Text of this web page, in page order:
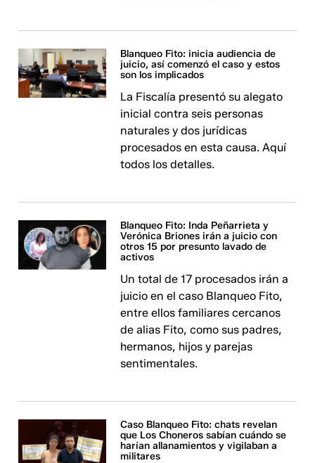
Blanqueo Fito: inicia audiencia de
juicio, así comenzó el caso y estos
son los implicados
La Fiscalía presentó su alegato
inicial contra seis personas
naturales y dos jurídicas
procesados en esta causa. Aquí
todos los detalles.
Blanqueo Fito: Inda Peñarrieta y
Verónica Briones irán a juicio con
otros 15 por presunto lavado de
activos
Un total de 17 procesados irán a
juicio en el caso Blanqueo Fito,
entre ellos familiares cercanos
de alias Fito, como sus padres,
hermanos, hijos y parejas
sentimentales.
Caso Blanqueo Fito: chats revelan
que Los Choneros sabían cuándo se
harían allanamientos y vigilaban a
militares